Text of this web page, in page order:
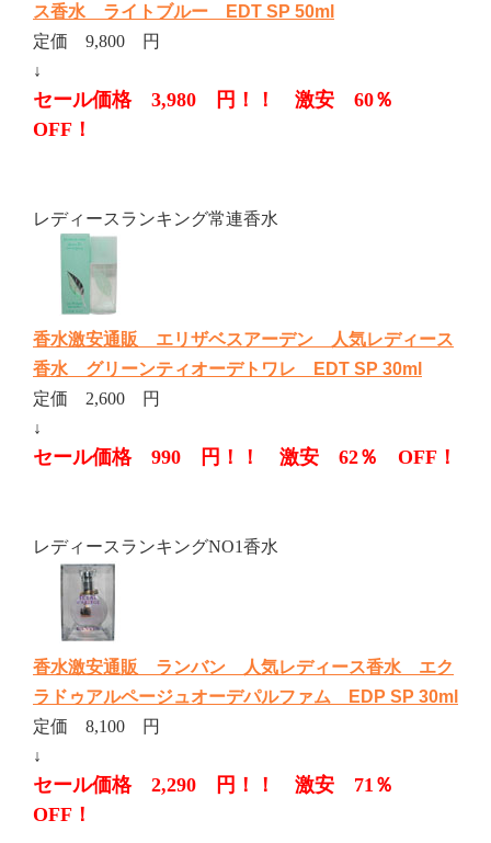
ス香水 ライトブルー EDT SP 50ml
定価 9,800 円
↓
セール価格 3,980 円！！ 激安 60％
OFF！
レディースランキング常連香水
香水激安通販 エリザベスアーデン 人気レディース
香水 グリーンティオーデトワレ EDT SP 30ml
定価 2,600 円
↓
セール価格 990 円！！ 激安 62％ OFF！
レディースランキングNO1香水
香水激安通販 ランバン 人気レディース香水 エク
ラドゥアルページュオーデパルファム EDP SP 30ml
定価 8,100 円
↓
セール価格 2,290 円！！ 激安 71％
OFF！